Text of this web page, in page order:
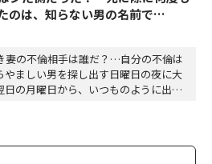
のは、知らない男の名前で…
妻の不倫相手は誰だ？…自分の不倫は
やましい男を探し出す日曜日の夜に大
日の月曜日から、いつものように出勤
い達郎は、智子が運ばれる…